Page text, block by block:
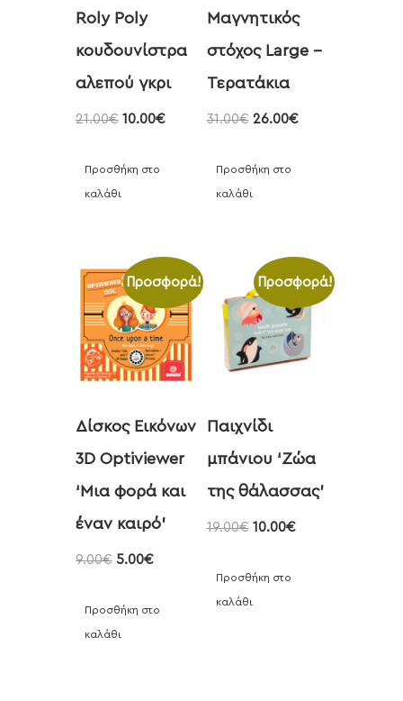
Roly Poly
κουδουνίστρα
αλεπού γκρι
21.00€ 10.00€
Προσθήκη στο
καλάθι
Μαγνητικός
στόχος Large –
Τερατάκια
31.00€ 26.00€
Προσθήκη στο
καλάθι
Προσφορά!
Δίσκος Εικόνων
3D Optiviewer
‘Μια φορά και
έναν καιρό’
9.00€ 5.00€
Προσθήκη στο
καλάθι
Προσφορά!
Παιχνίδι
μπάνιου ‘Zώα
της θάλασσας’
19.00€ 10.00€
Προσθήκη στο
καλάθι